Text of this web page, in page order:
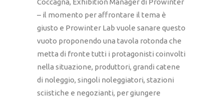
Coccagna, Exhibition Manager di Prowinter
– il momento per affrontare il tema è
giusto e Prowinter Lab vuole sanare questo
vuoto proponendo una tavola rotonda che
metta di fronte tutti i protagonisti coinvolti
nella situazione, produttori, grandi catene
di noleggio, singoli noleggiatori, stazioni
sciistiche e negozianti, per giungere